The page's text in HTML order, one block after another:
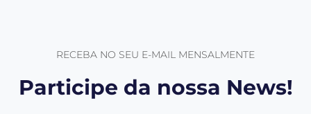
RECEBA NO SEU E-MAIL MENSALMENTE
Participe da nossa News!